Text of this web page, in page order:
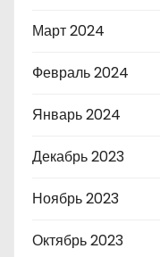
Март 2024
Февраль 2024
Январь 2024
Декабрь 2023
Ноябрь 2023
Октябрь 2023